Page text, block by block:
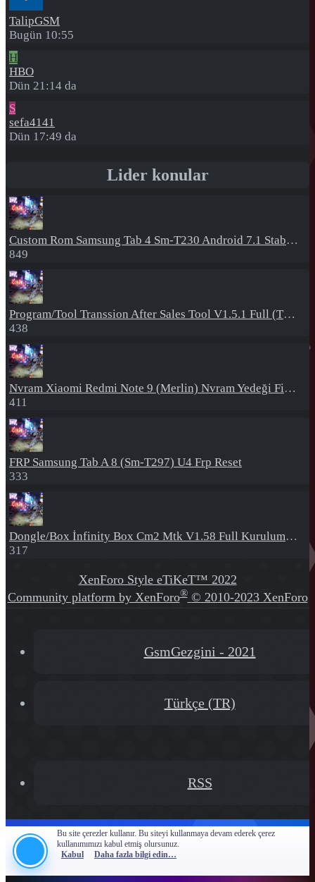
TalipGSM
Bugün 10:55
H
HBO
Dün 21:14 da
S
sefa4141
Dün 17:49 da
Lider konular
Custom Rom Samsung Tab 4 Sm-T230 Android 7.1 Stabil Eba Destekli Yazılım
849
Program/Tool Transsion After Sales Tool V1.5.1 Full (Tüm Mtk Işlemcili Cihazları Meta Moda Alma)
438
Nvram Xiaomi Redmi Note 9 (Merlin) Nvram Yedeği Fix Nv By Dft Pro
411
FRP Samsung Tab A 8 (Sm-T297) U4 Frp Reset
333
Dongle/Box İnfinity Box Cm2 Mtk V1.58 Full Kurulum+Crack
317
XenForo Style eTiKeT™ 2022
Community platform by XenForo® © 2010-2023 XenForo
GsmGezgini - 2021
Türkçe (TR)
RSS
Bu site çerezler kullanır. Bu siteyi kullanmaya devam ederek çerez
kullanımımızı kabul etmiş olursunuz.
Kabul
Daha fazla bilgi edin…